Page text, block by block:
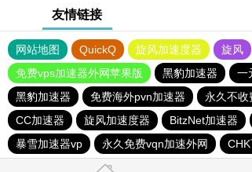
友情链接
网站地图 QuickQ 旋风加速度器 旋风
免费vps加速器外网苹果版
黑豹加速器 一
黑豹加速器
免费海外pvn加速器 永久不收
CC加速器
旋风加速度器 BitzNet加速器
暴雪加速器vp
永久免费vqn加速外网